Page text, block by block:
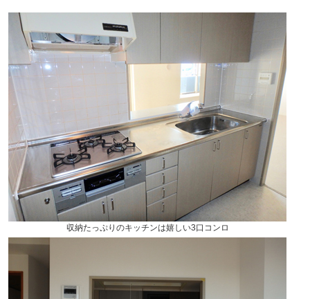
収納たっぷりのキッチンは嬉しい3口コンロ